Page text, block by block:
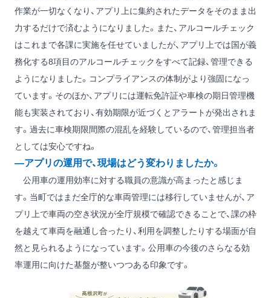
作業が一切なくなり、アプリ上に集約されたデータをそのまま出
力するだけで済むようになりました。また、アルコールチェック
はこれまで各課に実施を任せていましたが、アプリ上では国が義
務化する8項目のアルコールチェックをすべて記録、管理できる
ようになりました。コンプライアンスの体制がより強固になっ
ています。そのほか、アプリには運転免許証や車検の期日管理機
能も実装されており、有効期限が近づくとアラートが発出されま
す。過去に車検期限間際の混乱を経験しているので、管理担当者
としては安心ですね。
―アプリの運用で、現場はどう変わりましたか。
公用車の運用効率に対する職員の意識が高まったと感じま
す。当町ではまだ全庁的な車両管理には移行していませんが、ア
プリ上で車両の空き状況が全庁規模で確認できることで、課の枠
を越えて車両を融通し合ったり、利用を調整したりする場面が自
然と見られるようになっています。公用車の今後のさらなる効
率運用に向けた基盤が整いつつある印象です。